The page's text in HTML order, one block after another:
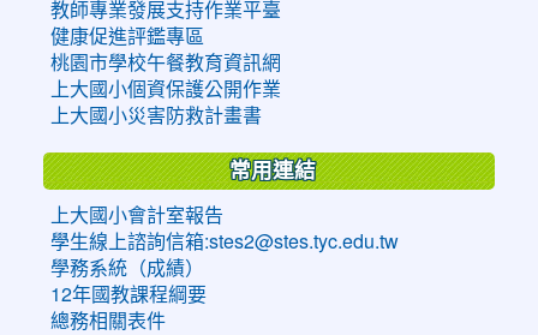
教師專業發展支持作業平臺
健康促進評鑑專區
桃園市學校午餐教育資訊網
上大國小個資保護公開作業
上大國小災害防救計畫書
常用連結
上大國小會計室報告
學生線上諮詢信箱:stes2@stes.tyc.edu.tw
學務系統（成績）
12年國教課程綱要
總務相關表件